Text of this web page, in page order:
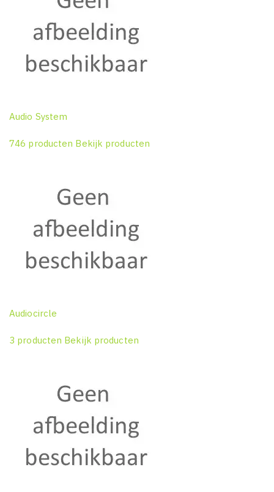
Audio System
746 producten Bekijk producten
Audiocircle
3 producten Bekijk producten